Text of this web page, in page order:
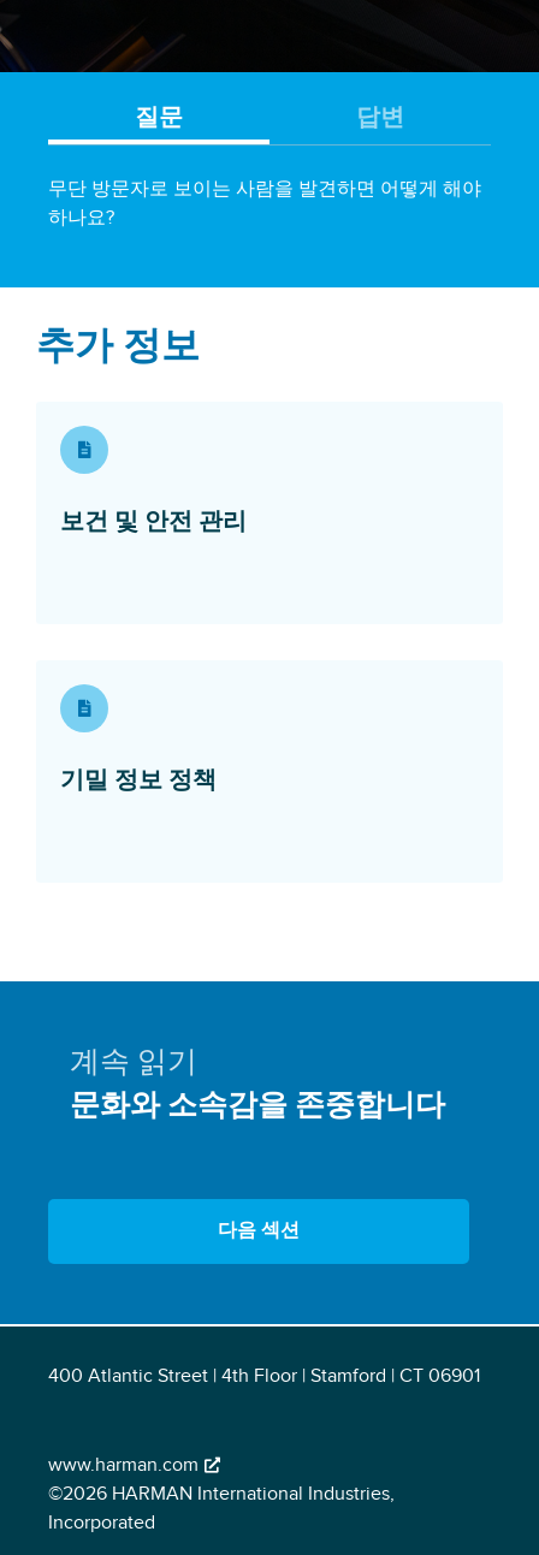
질문 답변
무단 방문자로 보이는 사람을 발견하면 어떻게 해야
하나요?
추가 정보
보건 및 안전 관리
기밀 정보 정책
계속 읽기
문화와 소속감을 존중합니다
다음 섹션
400 Atlantic Street | 4th Floor | Stamford | CT 06901
www.harman.com
©2026 HARMAN International Industries,
Incorporated